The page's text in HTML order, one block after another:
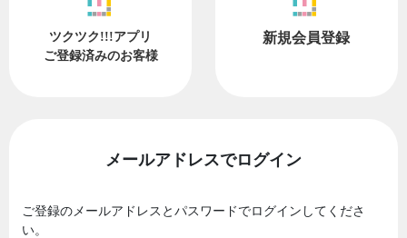
ツクツク!!!アプリ
ご登録済みのお客様
新規会員登録
メールアドレスでログイン
ご登録のメールアドレスとパスワードでログインしてくださ
い。